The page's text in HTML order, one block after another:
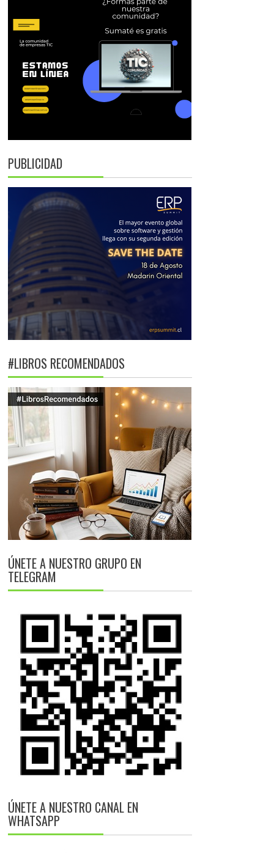
PUBLICIDAD
#LIBROS RECOMENDADOS
ÚNETE A NUESTRO GRUPO EN
TELEGRAM
ÚNETE A NUESTRO CANAL EN
WHATSAPP